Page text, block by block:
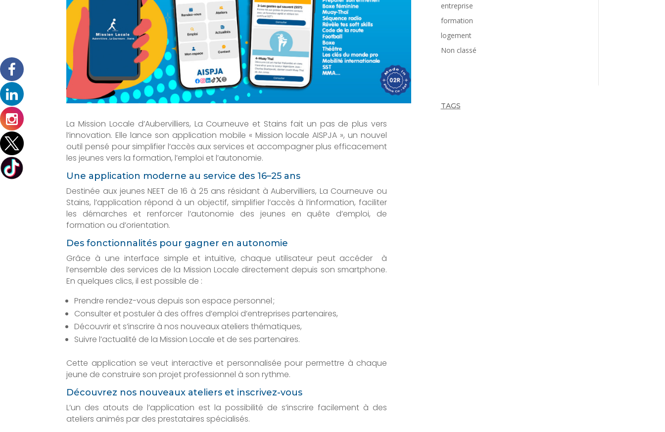
La Mission Locale d’Aubervilliers, La Courneuve et Stains fait un pas de plus vers
l’innovation. Elle lance son application mobile « Mission locale AISPJA », un nouvel
outil pensé pour simplifier l’accès aux services et accompagner plus efficacement
les jeunes vers la formation, l’emploi et l’autonomie.
Une application moderne au service des 16–25 ans
Destinée aux jeunes NEET de 16 à 25 ans résidant à Aubervilliers, La Courneuve ou
Stains, l’application répond à un objectif, simplifier l’accès à l’information, faciliter
les démarches et renforcer l’autonomie des jeunes en quête d’emploi, de
formation ou d’orientation.
Des fonctionnalités pour gagner en autonomie
Grâce à une interface simple et intuitive, chaque utilisateur peut accéder à
l’ensemble des services de la Mission Locale directement depuis son smartphone.
En quelques clics, il est possible de :
Prendre rendez-vous depuis son espace personnel ;
Consulter et postuler à des offres d’emploi d’entreprises partenaires,
Découvrir et s’inscrire à nos nouveaux ateliers thématiques,
Suivre l’actualité de la Mission Locale et de ses partenaires.
Cette application se veut interactive et personnalisée pour permettre à chaque
jeune de construire son projet professionnel à son rythme.
Découvrez nos nouveaux ateliers et inscrivez-vous
L’un des atouts de l’application est la possibilité de s’inscrire facilement à des
ateliers animés par des prestataires spécialisés.
entreprise
formation
logement
Non classé
TAGS